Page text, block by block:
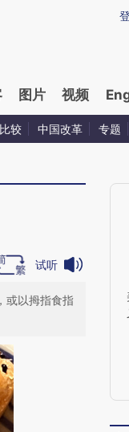
炼总结而成，可能与原
图片 视频
比较 中国改革 专题
试听
或以拇指食指